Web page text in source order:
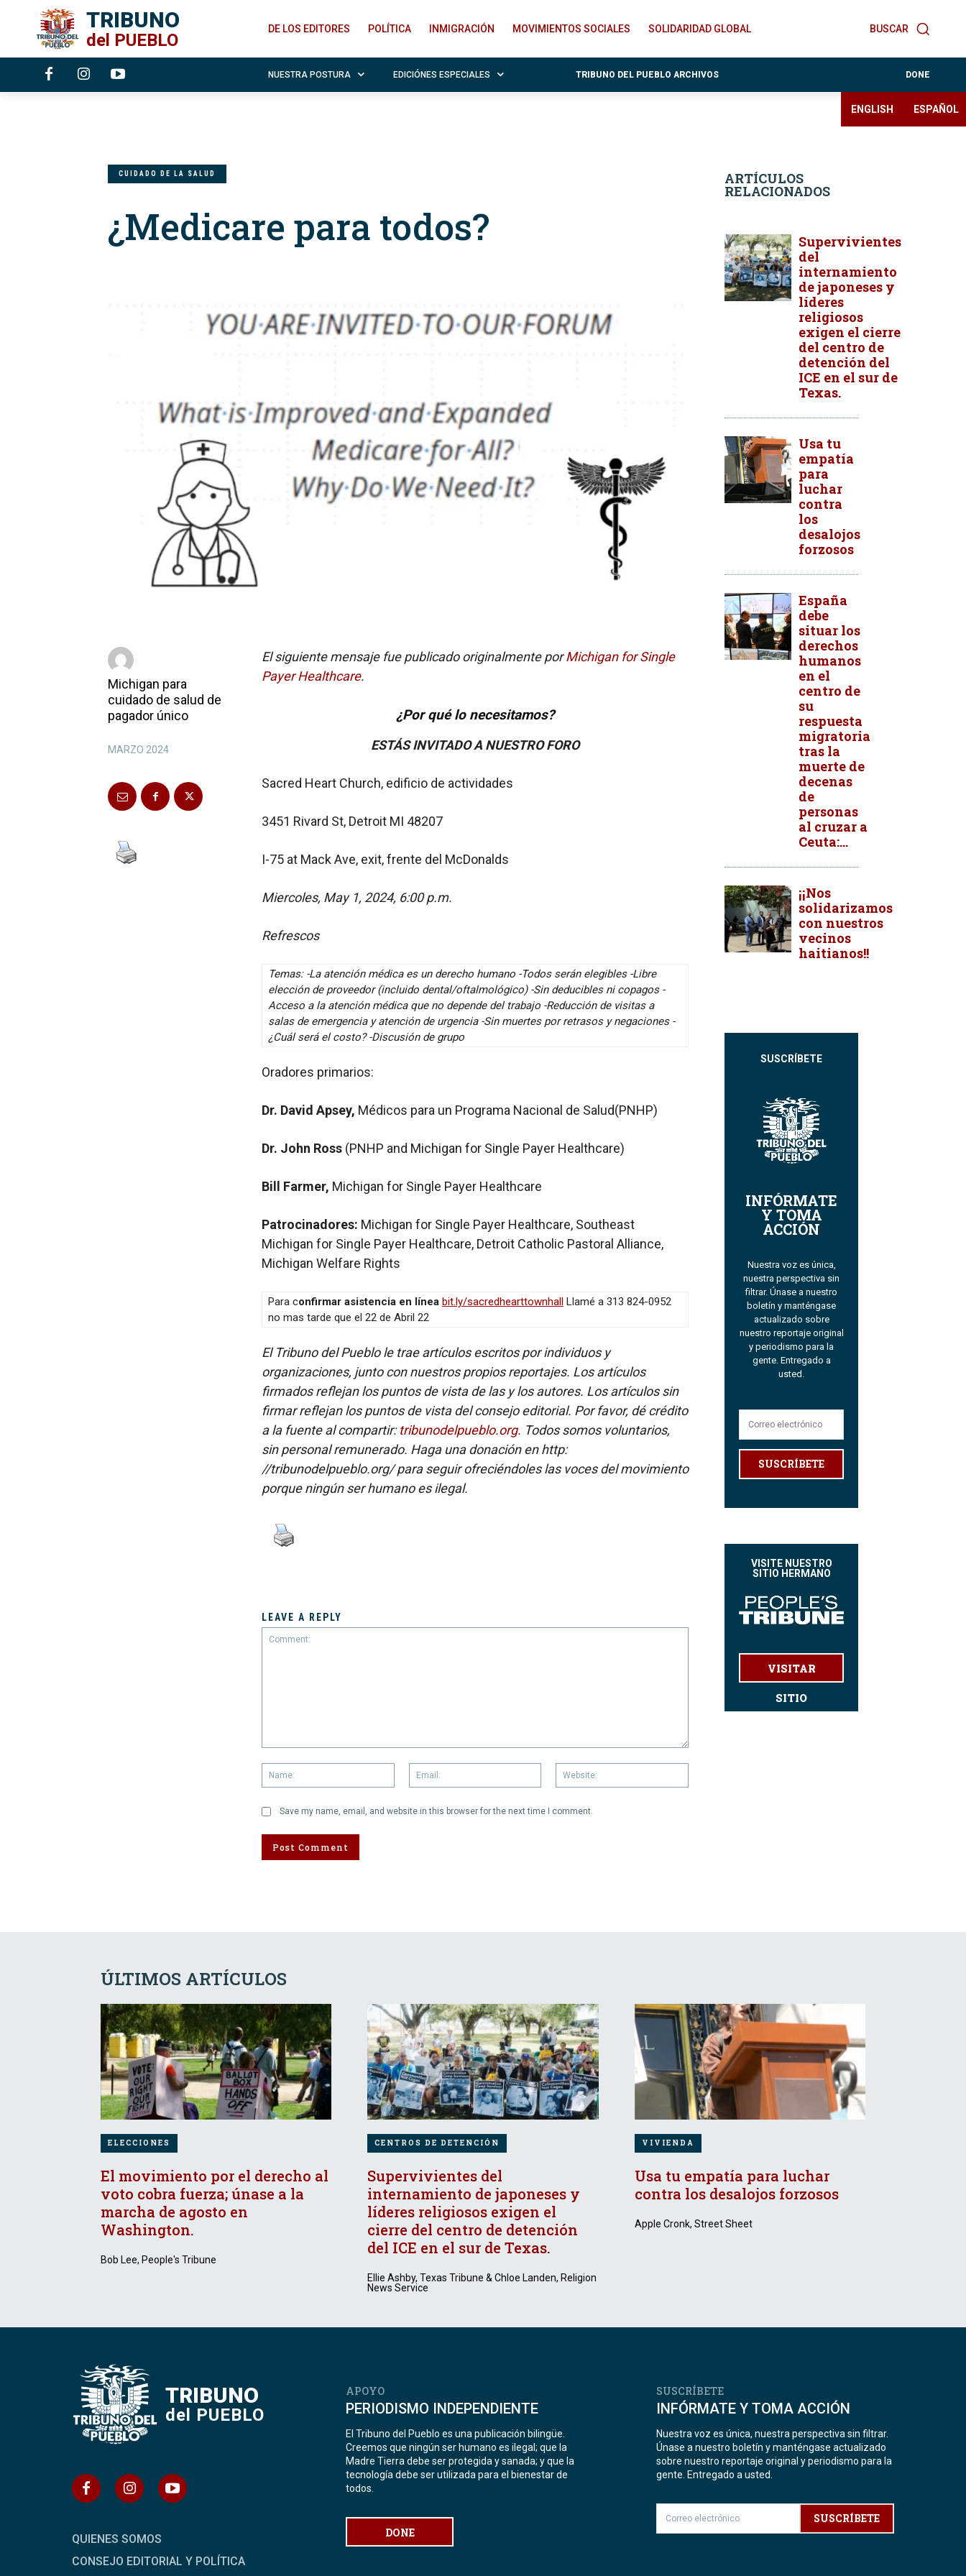
TRIBUNO
del PUEBLO
BUSCAR
DE LOS EDITORES POLÍTICA INMIGRACIÓN MOVIMIENTOS SOCIALES SOLIDARIDAD GLOBAL
NUESTRA POSTURA EDICIÓNES ESPECIALES TRIBUNO DEL PUEBLO ARCHIVOS DONE
ENGLISH ESPAÑOL
CUIDADO DE LA SALUD
¿Medicare para todos?
Michigan para
cuidado de salud de
pagador único
MARZO 2024
El siguiente mensaje fue publicado originalmente porMichigan for Single
Payer Healthcare.
¿Por qué lo necesitamos?
ESTÁS INVITADO A NUESTRO FORO
Sacred Heart Church, edificio de actividades
3451 Rivard St, Detroit MI 48207
I-75 at Mack Ave, exit, frente del McDonalds
Miercoles, May 1, 2024, 6:00 p.m.
Refrescos
Temas: -La atención médica es un derecho humano -Todos serán elegibles -Libre
elección de proveedor (incluido dental/oftalmológico) -Sin deducibles ni copagos -
Acceso a la atención médica que no depende del trabajo -Reducción de visitas a
salas de emergencia y atención de urgencia -Sin muertes por retrasos y negaciones -
¿Cuál será el costo? -Discusión de grupo
Oradores primarios:
Dr. David Apsey, Médicos para un Programa Nacional de Salud(PNHP)
Dr. John Ross (PNHP and Michigan for Single Payer Healthcare)
Bill Farmer, Michigan for Single Payer Healthcare
Patrocinadores: Michigan for Single Payer Healthcare, Southeast
Michigan for Single Payer Healthcare, Detroit Catholic Pastoral Alliance,
Michigan Welfare Rights
Para confirmar asistencia en línea bit.ly/sacredhearttownhall Llamé a 313 824-0952
no mas tarde que el 22 de Abril 22
El Tribuno del Pueblo le trae artículos escritos por individuos y
organizaciones, junto con nuestros propios reportajes. Los artículos
firmados reflejan los puntos de vista de las y los autores. Los artículos sin
firmar reflejan los puntos de vista del consejo editorial. Por favor, dé crédito
a la fuente al compartir:tribunodelpueblo.org. Todos somos voluntarios,
sin personal remunerado. Haga una donación en http:
//tribunodelpueblo.org/ para seguir ofreciéndoles las voces del movimiento
porque ningún ser humano es ilegal.
LEAVE A REPLY
Name:
Email:
Save my name, email, and website in this browser for the next time I comment.
ARTÍCULOS
RELACIONADOS
Supervivientes
del
internamiento
de japoneses y
líderes
religiosos
exigen el cierre
del centro de
detención del
ICE en el sur de
Texas.
Usa tu
empatía
para
luchar
contra
los
desalojos
forzosos
España
debe
situar los
derechos
humanos
en el
centro de
su
respuesta
migratoria
tras la
muerte de
decenas
de
personas
al cruzar a
Ceuta:...
¡¡Nos
solidarizamos
con nuestros
vecinos
haitianos!!
SUSCRÍBETE
INFÓRMATE
Y TOMA
ACCIÓN
Nuestra voz es única,
nuestra perspectiva sin
filtrar. Únase a nuestro
boletín y manténgase
actualizado sobre
nuestro reportaje original
y periodismo para la
gente. Entregado a
usted.
SUSCRÍBETE
VISITE NUESTRO
SITIO HERMANO
VISITAR
SITIO
ÚLTIMOS ARTÍCULOS
ELECCIONES
El movimiento por el derecho al
voto cobra fuerza; únase a la
marcha de agosto en
Washington.
Bob Lee, People's Tribune
CENTROS DE DETENCIÓN
Supervivientes del
internamiento de japoneses y
líderes religiosos exigen el
cierre del centro de detención
del ICE en el sur de Texas.
Ellie Ashby, Texas Tribune & Chloe Landen, Religion
News Service
VIVIENDA
Usa tu empatía para luchar
contra los desalojos forzosos
Apple Cronk, Street Sheet
TRIBUNO
del PUEBLO
QUIENES SOMOS
CONSEJO EDITORIAL Y POLÍTICA
APOYO
PERIODISMO INDEPENDIENTE
El Tribuno del Pueblo es una publicación bilingüe.
Creemos que ningún ser humano es ilegal; que la
Madre Tierra debe ser protegida y sanada; y que la
tecnología debe ser utilizada para el bienestar de
todos.
DONE
SUSCRÍBETE
INFÓRMATE Y TOMA ACCIÓN
Nuestra voz es única, nuestra perspectiva sin filtrar.
Únase a nuestro boletín y manténgase actualizado
sobre nuestro reportaje original y periodismo para la
gente. Entregado a usted.
SUSCRÍBETE